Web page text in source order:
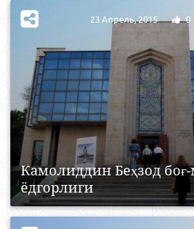
Камолиддин Беҳзод
ёдгорлиги
23 Апрель, 2015 0